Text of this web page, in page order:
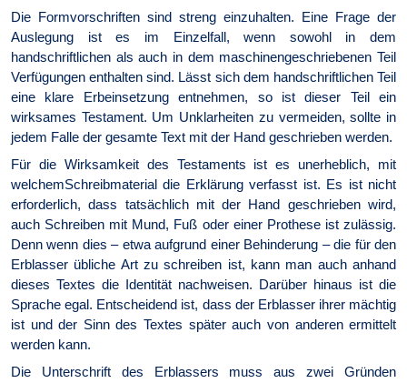
Die Formvorschriften sind streng einzuhalten. Eine Frage der
Auslegung ist es im Einzelfall, wenn sowohl in dem
handschriftlichen als auch in dem maschinengeschriebenen Teil
Verfügungen enthalten sind. Lässt sich dem handschriftlichen Teil
eine klare Erbeinsetzung entnehmen, so ist dieser Teil ein
wirksames Testament. Um Unklarheiten zu vermeiden, sollte in
jedem Falle der gesamte Text mit der Hand geschrieben werden.
Für die Wirksamkeit des Testaments ist es unerheblich, mit
welchemSchreibmaterial die Erklärung verfasst ist. Es ist nicht
erforderlich, dass tatsächlich mit der Hand geschrieben wird,
auch Schreiben mit Mund, Fuß oder einer Prothese ist zulässig.
Denn wenn dies – etwa aufgrund einer Behinderung – die für den
Erblasser übliche Art zu schreiben ist, kann man auch anhand
dieses Textes die Identität nachweisen. Darüber hinaus ist die
Sprache egal. Entscheidend ist, dass der Erblasser ihrer mächtig
ist und der Sinn des Textes später auch von anderen ermittelt
werden kann.
Die Unterschrift des Erblassers muss aus zwei Gründen